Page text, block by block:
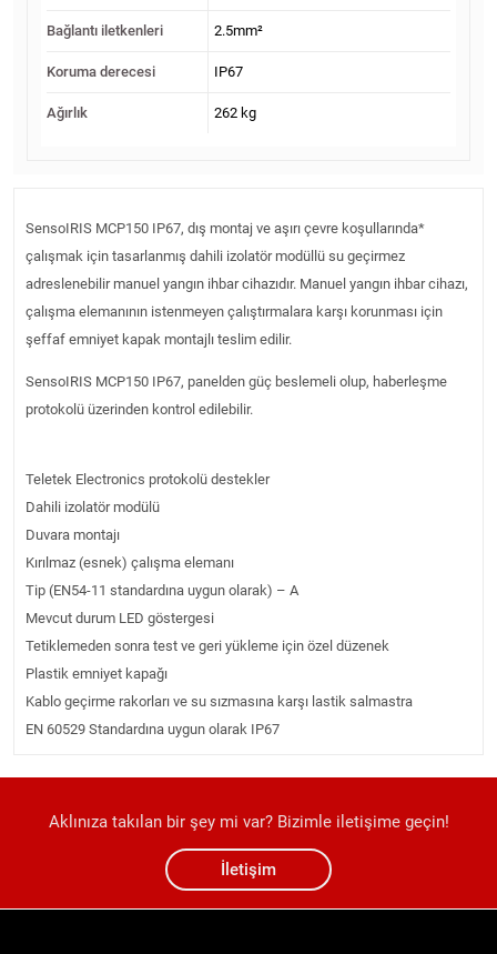
Bağlantı iletkenleri 2.5mm²
Koruma derecesi IP67
Ağırlık 262 kg
SensoIRIS MCP150 IP67, dış montaj ve aşırı çevre koşullarında*
çalışmak için tasarlanmış dahili izolatör modüllü su geçirmez
adreslenebilir manuel yangın ihbar cihazıdır. Manuel yangın ihbar cihazı,
çalışma elemanının istenmeyen çalıştırmalara karşı korunması için
şeffaf emniyet kapak montajlı teslim edilir.
SensoIRIS MCP150 IP67, panelden güç beslemeli olup, haberleşme
protokolü üzerinden kontrol edilebilir.
Teletek Electronics protokolü destekler
Dahili izolatör modülü
Duvara montajı
Kırılmaz (esnek) çalışma elemanı
Tip (EN54-11 standardına uygun olarak) – A
Mevcut durum LED göstergesi
Tetiklemeden sonra test ve geri yükleme için özel düzenek
Plastik emniyet kapağı
Kablo geçirme rakorları ve su sızmasına karşı lastik salmastra
EN 60529 Standardına uygun olarak IP67
Aklınıza takılan bir şey mi var? Bizimle iletişime geçin!
İletişim